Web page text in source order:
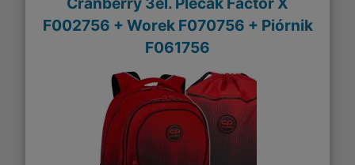
F002756 + Worek F070756 + Piórnik
F061756